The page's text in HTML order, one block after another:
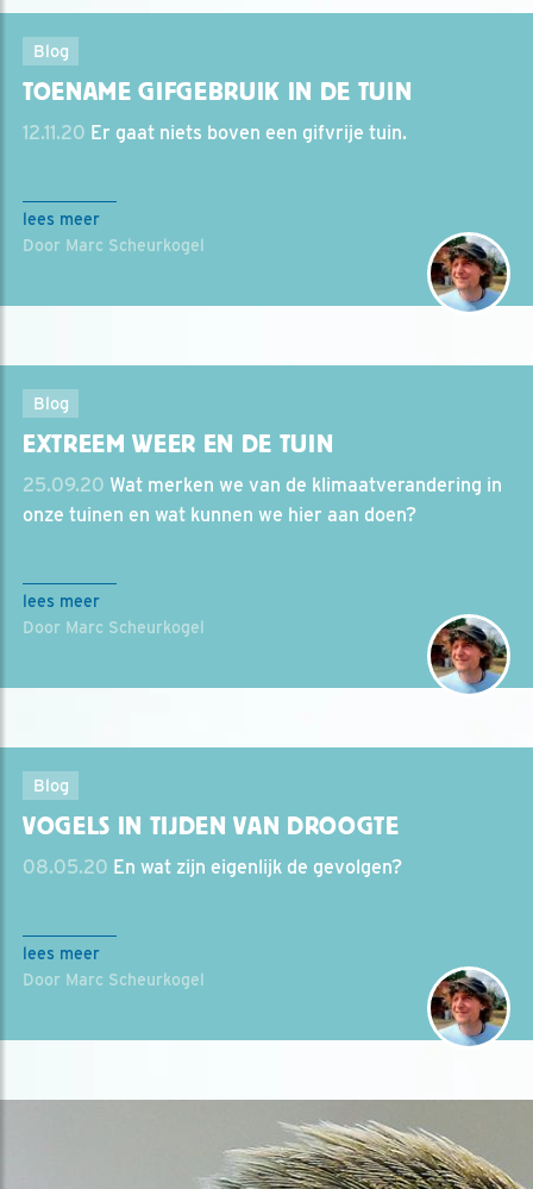
Blog
TOENAME GIFGEBRUIK IN DE TUIN
12.11.20 Er gaat niets boven een gifvrije tuin.
lees meer
Door Marc Scheurkogel
Blog
EXTREEM WEER EN DE TUIN
25.09.20 Wat merken we van de klimaatverandering in
onze tuinen en wat kunnen we hier aan doen?
lees meer
Door Marc Scheurkogel
Blog
VOGELS IN TIJDEN VAN DROOGTE
08.05.20 En wat zijn eigenlijk de gevolgen?
lees meer
Door Marc Scheurkogel